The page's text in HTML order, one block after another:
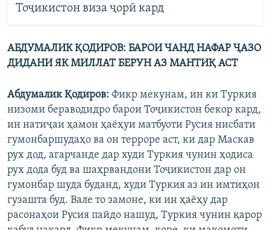
Тоҷикистон виза ҷорӣ кард
АБДУМАЛИК ҚОДИРОВ: БАРОИ ЧАНД НАФАР ҶАЗО
ДИДАНИ ЯК МИЛЛАТ БЕРУН АЗ МАНТИҚ АСТ
Абдумалик Қодиров: Фикр мекунам, ин ки Туркия
низоми бераводидро барои Тоҷикистон бекор кард,
ин натиҷаи ҳамон ҳаёҳуи матбуоти Русия нисбати
гумонбаршудаҳо ва он терроре аст, ки дар Маскав
рух дод, агарчанде дар худи Туркия чунин ҳодиса
рух дода буд ва шаҳрвандони Тоҷикистон дар он
гумонбар шуда буданд, худи Туркия аз ин имтиҳон
гузашта буд. Вале то замоне, ки ин ҳаёҳу дар
расонаҳои Русия пайдо нашуд, Туркия чунин қарор